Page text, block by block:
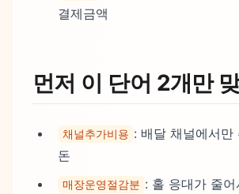
결제금액
먼저 이 단어 2개만
채널추가비용 : 배달 채널에서만
돈
매장운영절감분 : 홀 응대가 줄